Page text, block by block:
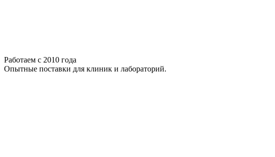
Работаем с 2010 года
Опытные поставки для клиник и лабораторий.